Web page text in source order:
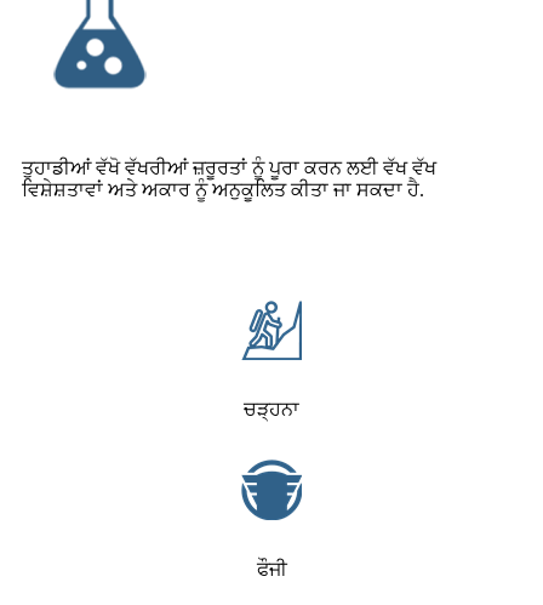
ਤੁਹਾਡੀਆਂ ਵੱਖੋ ਵੱਖਰੀਆਂ ਜ਼ਰੂਰਤਾਂ ਨੂੰ ਪੂਰਾ ਕਰਨ ਲਈ ਵੱਖ ਵੱਖ
ਵਿਸ਼ੇਸ਼ਤਾਵਾਂ ਅਤੇ ਅਕਾਰ ਨੂੰ ਅਨੁਕੂਲਿਤ ਕੀਤਾ ਜਾ ਸਕਦਾ ਹੈ.
ਚੜ੍ਹਨਾ
ਫੌਜੀ